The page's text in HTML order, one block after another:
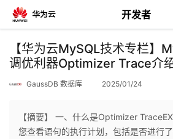
开发者
返
回
【华为云MySQL技术专栏】
调优利器Optimizer Trace介
GaussDB 数据库 2025/01/24
【摘要】 一、什么是Optimizer
您查看语句的执行计划，包括是否进行